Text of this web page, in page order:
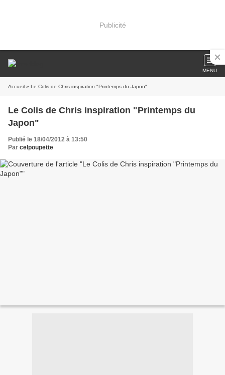
Publicité
MENU
Accueil » Le Colis de Chris inspiration "Printemps du Japon"
Le Colis de Chris inspiration "Printemps du
Japon"
Publié le 18/04/2012 à 13:50
Par celpoupette